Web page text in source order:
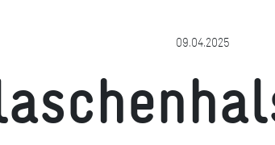
09.04.2025